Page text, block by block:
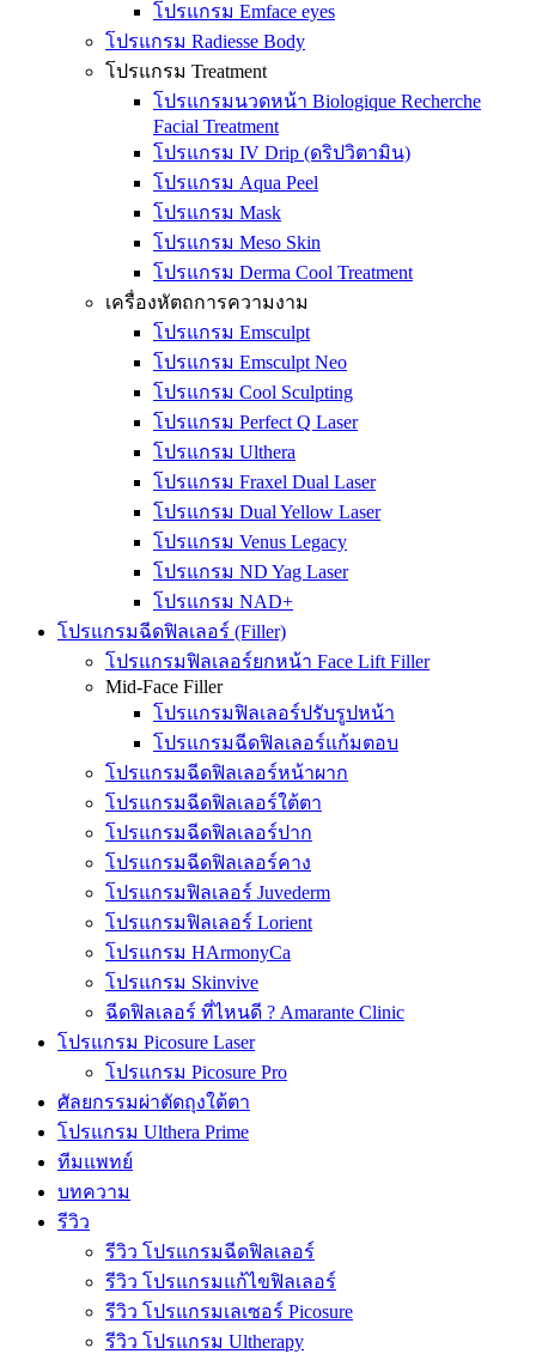
โปรแกรม Emface eyes
โปรแกรม Radiesse Body
โปรแกรม Treatment
โปรแกรมนวดหน้า Biologique Recherche
Facial Treatment
โปรแกรม IV Drip (ดริปวิตามิน)
โปรแกรม Aqua Peel
โปรแกรม Mask
โปรแกรม Meso Skin
โปรแกรม Derma Cool Treatment
เครื่องหัตถการความงาม
โปรแกรม Emsculpt
โปรแกรม Emsculpt Neo
โปรแกรม Cool Sculpting
โปรแกรม Perfect Q Laser
โปรแกรม Ulthera
โปรแกรม Fraxel Dual Laser
โปรแกรม Dual Yellow Laser
โปรแกรม Venus Legacy
โปรแกรม ND Yag Laser
โปรแกรม NAD+
โปรแกรมฉีดฟิลเลอร์ (Filler)
โปรแกรมฟิลเลอร์ยกหน้า Face Lift Filler
Mid-Face Filler
โปรแกรมฟิลเลอร์ปรับรูปหน้า
โปรแกรมฉีดฟิลเลอร์แก้มตอบ
โปรแกรมฉีดฟิลเลอร์หน้าผาก
โปรแกรมฉีดฟิลเลอร์ใต้ตา
โปรแกรมฉีดฟิลเลอร์ปาก
โปรแกรมฉีดฟิลเลอร์คาง
โปรแกรมฟิลเลอร์ Juvederm
โปรแกรมฟิลเลอร์ Lorient
โปรแกรม HArmonyCa
โปรแกรม Skinvive
ฉีดฟิลเลอร์ ที่ไหนดี ? Amarante Clinic
โปรแกรม Picosure Laser
โปรแกรม Picosure Pro
ศัลยกรรมผ่าตัดถุงใต้ตา
โปรแกรม Ulthera Prime
ทีมแพทย์
บทความ
รีวิว
รีวิว โปรแกรมฉีดฟิลเลอร์
รีวิว โปรแกรมแก้ไขฟิลเลอร์
รีวิว โปรแกรมเลเซอร์ Picosure
รีวิว โปรแกรม Ultherapy